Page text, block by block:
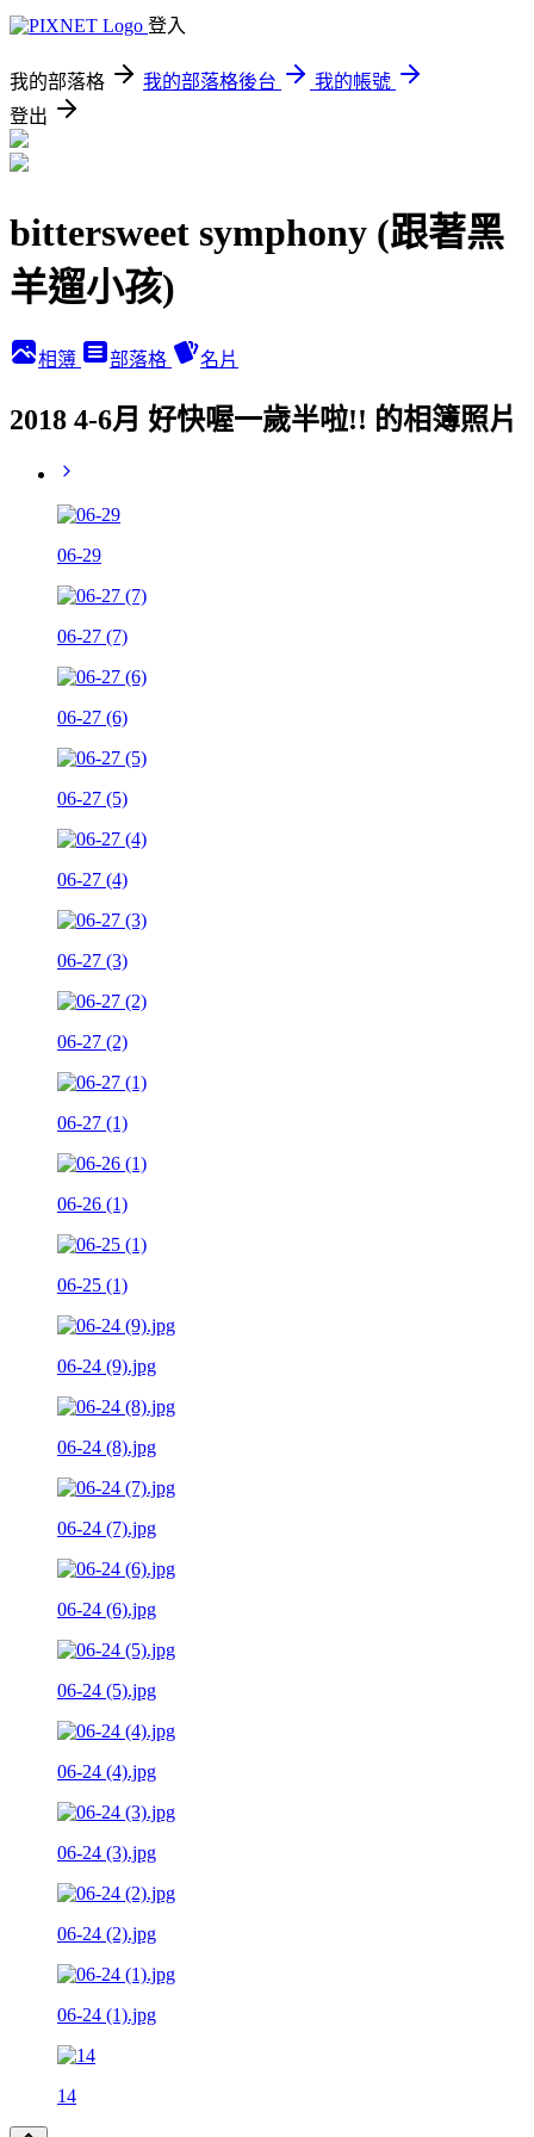
登入
我的部落格 我的部落格後台
我的帳號
登出
bittersweet symphony (跟著黑
羊遛小孩)
相簿 部落格 名片
2018 4-6月 好快喔一歲半啦!! 的相簿照片
06-29
06-27 (7)
06-27 (6)
06-27 (5)
06-27 (4)
06-27 (3)
06-27 (2)
06-27 (1)
06-26 (1)
06-25 (1)
06-24 (9).jpg
06-24 (8).jpg
06-24 (7).jpg
06-24 (6).jpg
06-24 (5).jpg
06-24 (4).jpg
06-24 (3).jpg
06-24 (2).jpg
06-24 (1).jpg
14